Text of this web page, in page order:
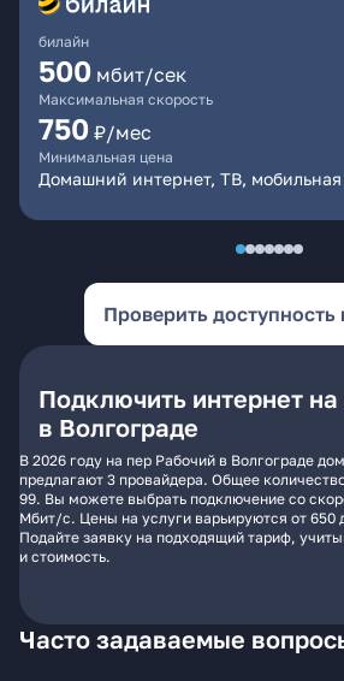
билайн
500 мбит/сек
Максимальная скорость
750 ₽/мес
Минимальная цена
Домашний интернет, ТВ, мобильная
Проверить доступность
Подключить интернет
в Волгограде
В 2026 году на пер Рабочий в Волгограде
предлагают 3 провайдера. Общее
99. Вы можете выбрать подключение со
Мбит/с. Цены на услуги варьируются от 650
Подайте заявку на подходящий тариф,
и стоимость.
Часто задаваемые